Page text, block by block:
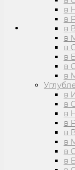
в
в
в
в
в
в
в
в
в
в
в
в
в
в
в
в